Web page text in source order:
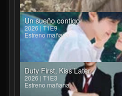
Un sueño contigo
2026 | T1E9
Estreno mañana
Duty First, Kiss Later
2026 | T1E3
Estreno mañana